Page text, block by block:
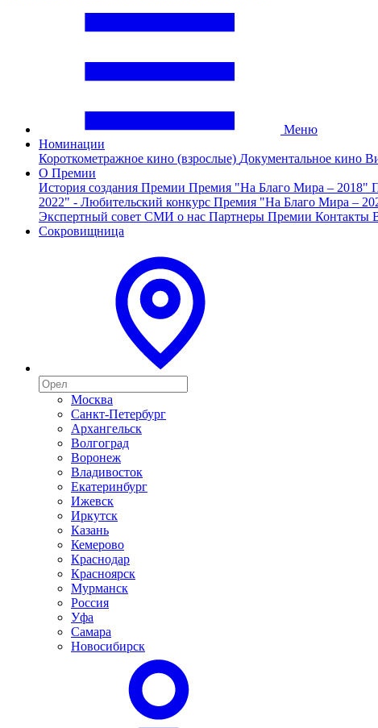
Меню
Номинации
Короткометражное кино (взрослые) Документальное кино
О Премии
История создания Премии Премия "На Благо Мира – 2018"
2022" - Любительский конкурс Премия "На Благо Мира –
Экспертный совет СМИ о нас Партнеры Премии Контакты
Сокровищница
Москва
Санкт-Петербург
Архангельск
Волгоград
Воронеж
Владивосток
Екатеринбург
Ижевск
Иркутск
Казань
Кемерово
Краснодар
Красноярск
Мурманск
Россия
Уфа
Самара
Новосибирск